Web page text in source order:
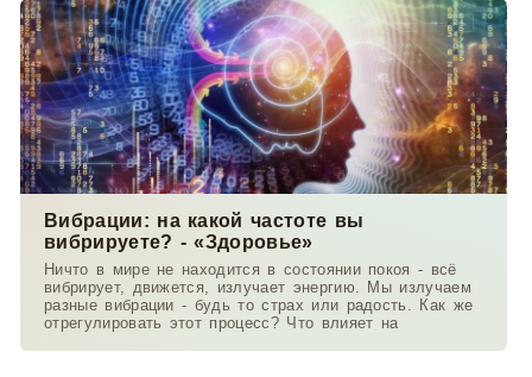
Вибрации: на какой частоте вы
вибрируете? - «Здоровье»
Ничто в мире не находится в состоянии покоя - всё
вибрирует, движется, излучает энергию. Мы излучаем
разные вибрации - будь то страх или радость. Как же
отрегулировать этот процесс? Что влияет на